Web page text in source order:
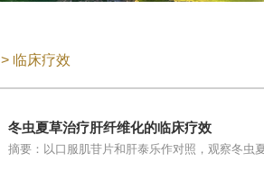
> 临床疗效
冬虫夏草治疗肝纤维化的临床疗效
摘要：以口服肌苷片和肝泰乐作对照，观察冬虫